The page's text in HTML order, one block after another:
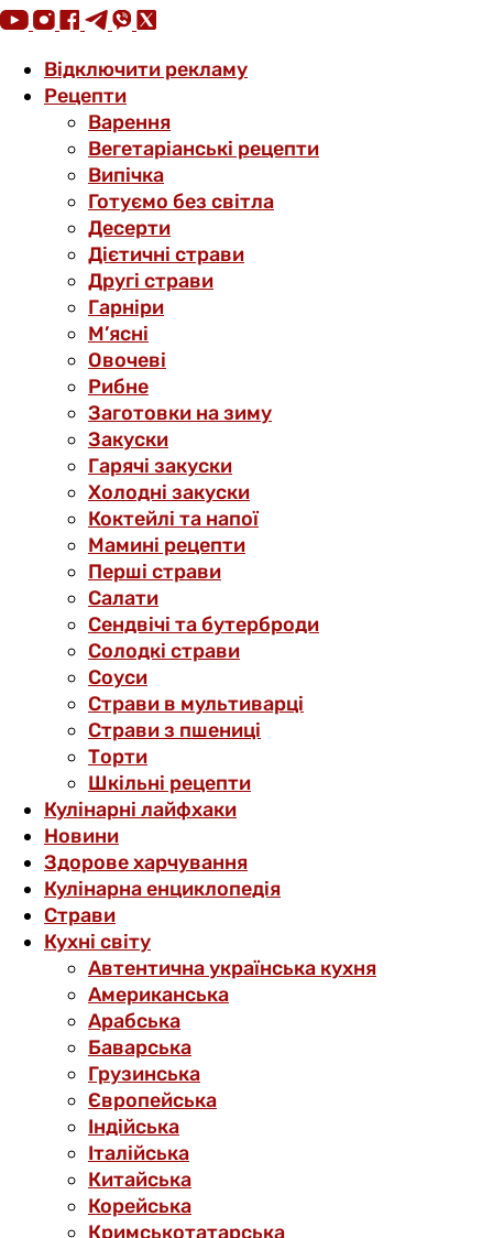
Відключити рекламу
Рецепти
Варення
Вегетаріанські рецепти
Випічка
Готуємо без світла
Десерти
Дієтичні страви
Другі страви
Гарніри
М’ясні
Овочеві
Рибне
Заготовки на зиму
Закуски
Гарячі закуски
Холодні закуски
Коктейлі та напої
Мамині рецепти
Перші страви
Салати
Сендвічі та бутерброди
Солодкі страви
Соуси
Страви в мультиварці
Страви з пшениці
Торти
Шкільні рецепти
Кулінарні лайфхаки
Новини
Здорове харчування
Кулінарна енциклопедія
Страви
Кухні світу
Автентична українська кухня
Американська
Арабська
Баварська
Грузинська
Європейська
Індійська
Італійська
Китайська
Корейська
Кримськотатарська